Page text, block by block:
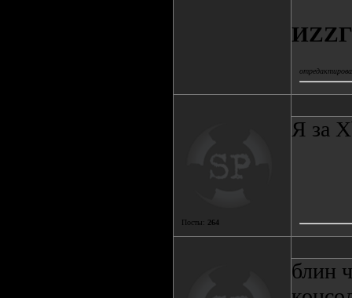
Посты: 264
Я за
блин